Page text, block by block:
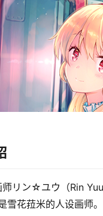
师リン☆ユウ（Rin
雪花菈米的人设画师。